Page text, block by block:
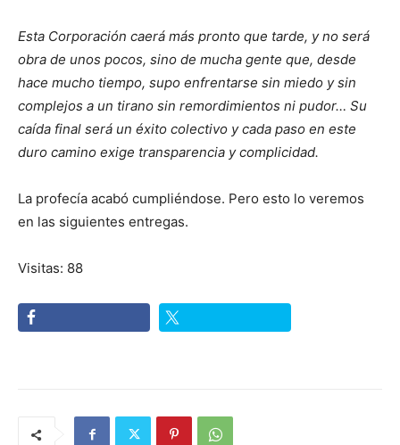
Esta Corporación caerá más pronto que tarde, y no será
obra de unos pocos, sino de mucha gente que, desde
hace mucho tiempo, supo enfrentarse sin miedo y sin
complejos a un tirano sin remordimientos ni pudor… Su
caída final será un éxito colectivo y cada paso en este
duro camino exige transparencia y complicidad.
La profecía acabó cumpliéndose. Pero esto lo veremos
en las siguientes entregas.
Visitas: 88